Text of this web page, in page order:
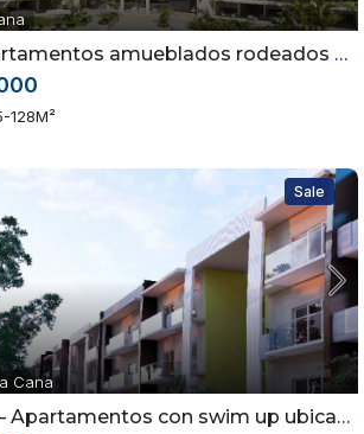
amueblados rodeados por campo de golf en Punta Cana
128M²
Sale
Cana
Apartamentos con swim up ubicados en Vista Cana, Punta Cana